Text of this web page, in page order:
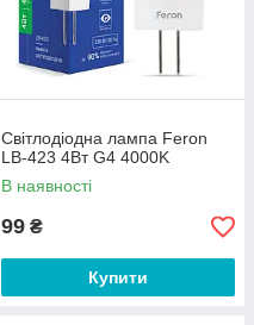
Світлодіодна лампа Feron
LB-423 4Вт G4 4000K
В наявності
99 ₴
Купити